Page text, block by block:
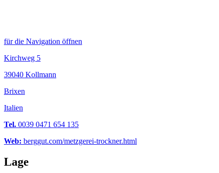
für die Navigation öffnen
Kirchweg 5
39040 Kollmann
Brixen
Italien
Tel. 0039 0471 654 135
Web: berggut.com/metzgerei-trockner.html
Lage